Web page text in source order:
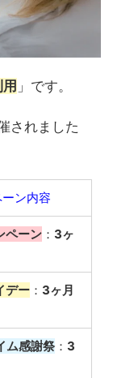
」です。
されました
ン内容
ペーン ： 3ヶ
デー ： 3ヶ月
ム感謝祭 ： 3